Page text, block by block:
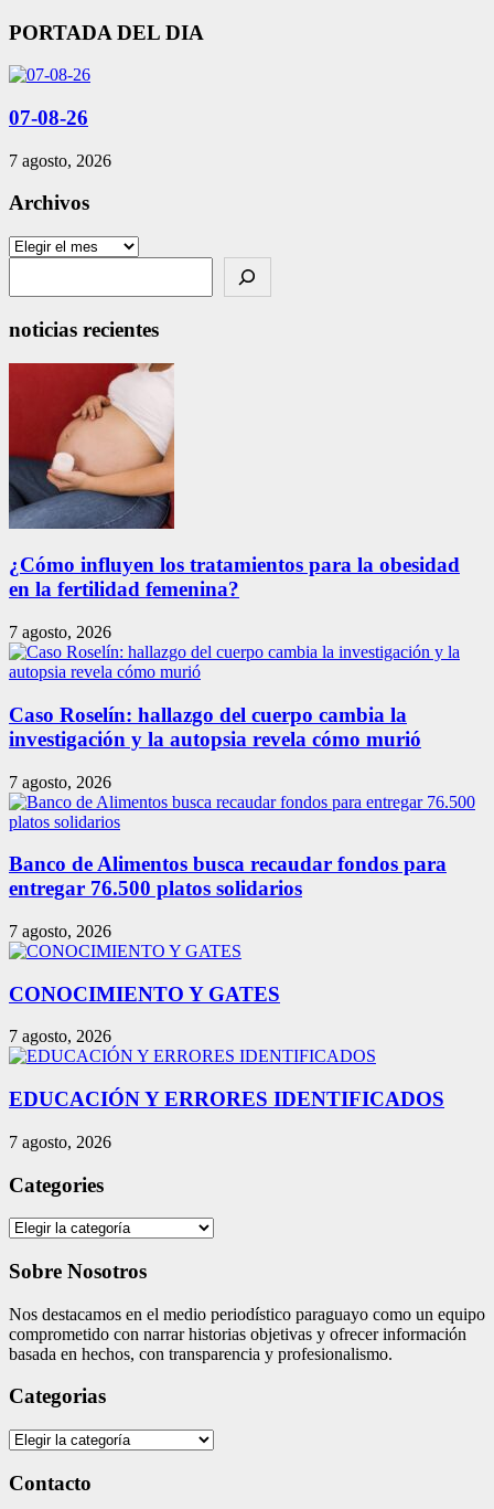
PORTADA DEL DIA
07-08-26
7 agosto, 2026
Archivos
Archivos
noticias recientes
¿Cómo influyen los tratamientos para la obesidad
en la fertilidad femenina?
7 agosto, 2026
Caso Roselín: hallazgo del cuerpo cambia la
investigación y la autopsia revela cómo murió
7 agosto, 2026
Banco de Alimentos busca recaudar fondos para
entregar 76.500 platos solidarios
7 agosto, 2026
CONOCIMIENTO Y GATES
7 agosto, 2026
EDUCACIÓN Y ERRORES IDENTIFICADOS
7 agosto, 2026
Categories
Categories
Sobre Nosotros
Nos destacamos en el medio periodístico paraguayo como un equipo
comprometido con narrar historias objetivas y ofrecer información
basada en hechos, con transparencia y profesionalismo.
Categorias
Categorias
Contacto